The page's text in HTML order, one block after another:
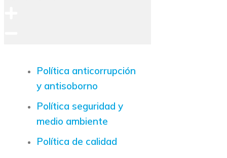
Política anticorrupción
y antisoborno
Política seguridad y
medio ambiente
Política de calidad